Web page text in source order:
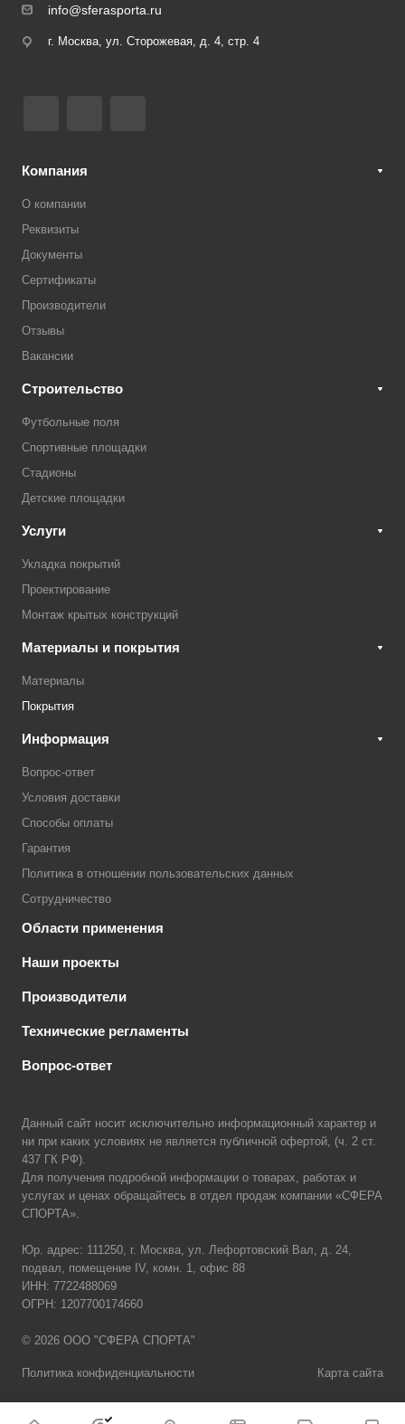
info@sferasporta.ru
г. Москва, ул. Сторожевая, д. 4, стр. 4
Компания
О компании
Реквизиты
Документы
Сертификаты
Производители
Отзывы
Вакансии
Строительство
Футбольные поля
Спортивные площадки
Стадионы
Детские площадки
Услуги
Укладка покрытий
Проектирование
Монтаж крытых конструкций
Материалы и покрытия
Материалы
Покрытия
Информация
Вопрос-ответ
Условия доставки
Способы оплаты
Гарантия
Политика в отношении пользовательских данных
Сотрудничество
Области применения
Наши проекты
Производители
Технические регламенты
Вопрос-ответ
Данный сайт носит исключительно информационный характер и
ни при каких условиях не является публичной офертой, (ч. 2 ст.
437 ГК РФ).
Для получения подробной информации о товарах, работах и
услугах и ценах обращайтесь в отдел продаж компании «СФЕРА
СПОРТА».
Юр. адрес: 111250, г. Москва, ул. Лефортовский Вал, д. 24,
подвал, помещение IV, комн. 1, офис 88
ИНН: 7722488069
ОГРН: 1207700174660
© 2026 ООО "СФЕРА СПОРТА"
Политика конфиденциальности Карта сайта